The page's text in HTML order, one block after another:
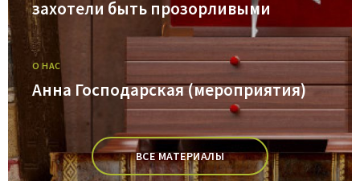
захотели быть прозорливыми
О НАС
Анна Господарская (мероприятия)
ВСЕ МАТЕРИАЛЫ